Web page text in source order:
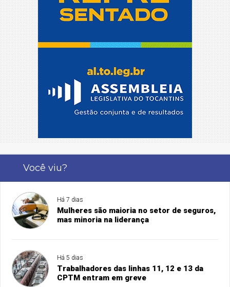
Você viu?
Há 7 dias
Mulheres são maioria no setor de seguros,
mas minoria na liderança
Há 5 dias
Trabalhadores das linhas 11, 12 e 13 da
CPTM entram em greve